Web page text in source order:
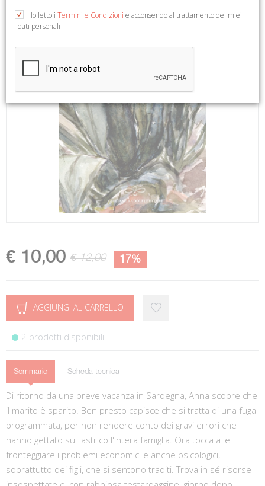
€ 10,00 € 12,00 17%
AGGIUNGI AL CARRELLO
2 prodotti disponibili
Sommario Scheda tecnica
Di ritorno da una breve vacanza in Sardegna, Anna scopre che
il marito è sparito. Ben presto capisce che si tratta di una fuga
programmata, per non rendere conto dei gravi errori che
hanno gettato sul lastrico l'intera famiglia. Ora tocca a lei
fronteggiare i problemi economici e anche psicologici,
soprattutto dei figli, che si sentono traditi. Trova in sé risorse
Ho letto i Termini e Condizioni e acconsendo al trattamento dei miei
dati personali